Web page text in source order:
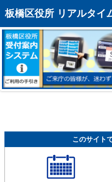
板橋区役所 リアルタイ
トップページへ
混雑予想カレンダー
リアルタイム混雑状況
リアルタイム受付番号状況
メール通知登録
モバイルサイト
区役所フロアマップ
このサイト